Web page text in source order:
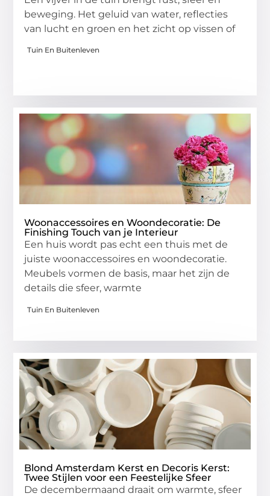
beweging. Het geluid van water, reflecties
van lucht en groen en het zicht op vissen of
Tuin En Buitenleven
Woonaccessoires en Woondecoratie: De
Finishing Touch van je Interieur
Een huis wordt pas echt een thuis met de
juiste woonaccessoires en woondecoratie.
Meubels vormen de basis, maar het zijn de
details die sfeer, warmte
Tuin En Buitenleven
Blond Amsterdam Kerst en Decoris Kerst:
Twee Stijlen voor een Feestelijke Sfeer
De decembermaand draait om warmte, sfeer